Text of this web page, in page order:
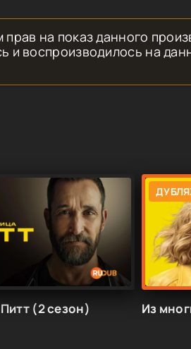
на показ данного
и воспроизводилось на
(2 сезон) Из